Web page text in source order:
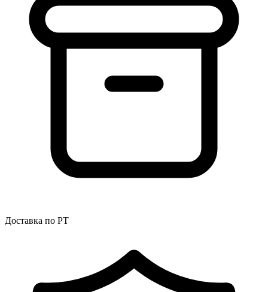
Доставка по РТ